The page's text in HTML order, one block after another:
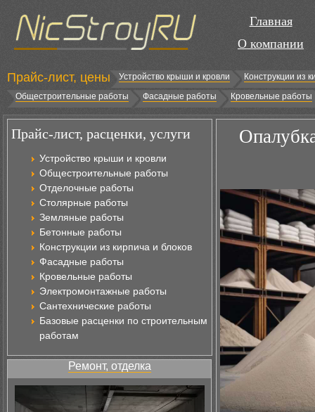
Главная
О компании
Прайс-лист, цены Устройство крыши и кровли
Конструкции из
Общестроительные работы
Фасадные работы Кровельные работы
Прайс-лист, расценки, услуги
Устройство крыши и кровли
Общестроительные работы
Отделочные работы
Столярные работы
Земляные работы
Бетонные работы
Конструкции из кирпича и блоков
Фасадные работы
Кровельные работы
Электромонтажные работы
Сантехнические работы
Базовые расценки по строительным
работам
Ремонт, отделка